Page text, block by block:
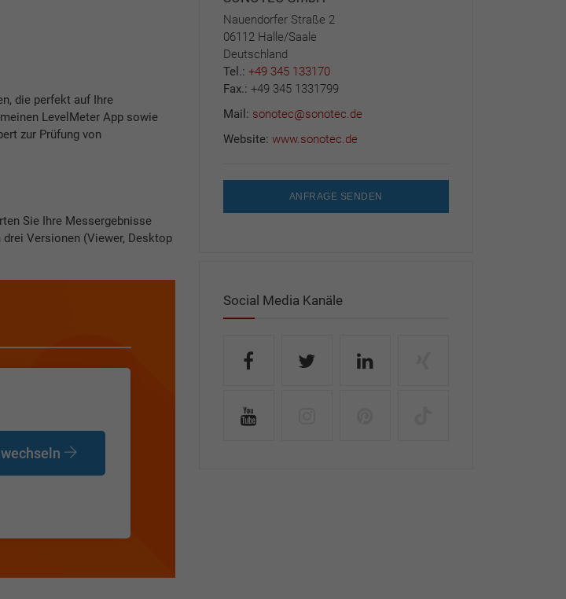
die perfekt auf Ihre
LevelMeter App sowie
zur Prüfung von
Sie Ihre Messergebnisse
Versionen (Viewer, Desktop
Nauendorfer Straße 2
06112 Halle/Saale
Deutschland
Tel.: +49 345 133170
Fax.: +49 345 1331799
Mail: sonotec@sonotec.de
Website: www.sonotec.de
ANFRAGE SENDEN
Social Media Kanäle